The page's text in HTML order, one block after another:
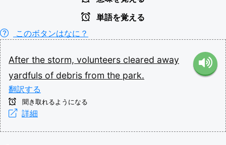
単語を覚える
このボタンはなに？
After the storm, volunteers cleared away
yardfuls of debris from the park.
翻訳する
聞き取れるようになる
詳細